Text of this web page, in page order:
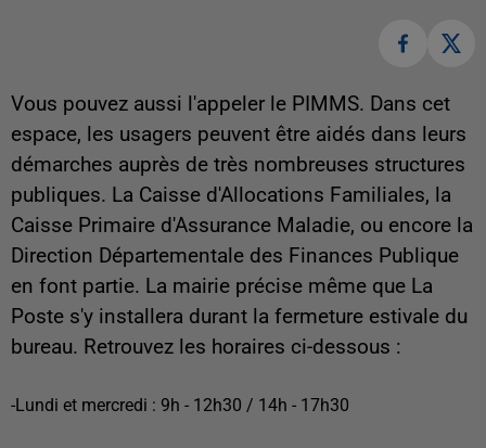
Vous pouvez aussi l'appeler le PIMMS. Dans cet
espace, les usagers peuvent être aidés dans leurs
démarches auprès de très nombreuses structures
publiques. La Caisse d'Allocations Familiales, la
Caisse Primaire d'Assurance Maladie, ou encore la
Direction Départementale des Finances Publique
en font partie. La mairie précise même que La
Poste s'y installera durant la fermeture estivale du
bureau. Retrouvez les horaires ci-dessous :
-Lundi et mercredi : 9h - 12h30 / 14h - 17h30